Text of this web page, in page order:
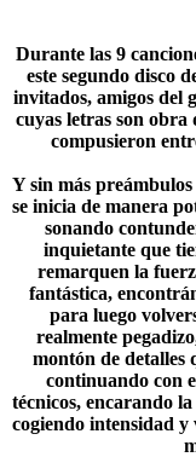
Durante las 9
este segundo disco
invitados, amigos del
cuyas letras son
compusieron
Y sin más
se inicia de manera
sonando
inquietante que
remarquen la
fantástica,
para luego
realmente
montón de detalles
continuando con
técnicos, encarando
cogiendo intensidad